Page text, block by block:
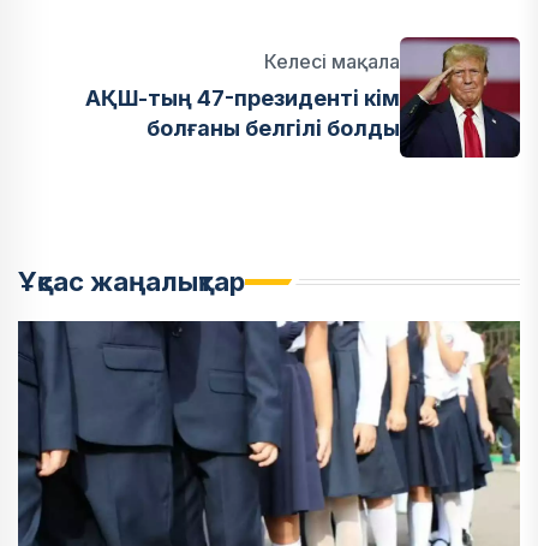
Келесі мақала
АҚШ-тың 47-президенті кім
болғаны белгілі болды
Ұқсас жаңалықтар